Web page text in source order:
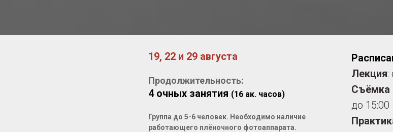
19, 22 и 29 августа
Продолжительность:
4 очных занятия (16 ак. часов)
Группа до 5-6 человек. Необходимо наличие
работающего плёночного фотоаппарата.
Лекция:
Съёмка
до 15:00